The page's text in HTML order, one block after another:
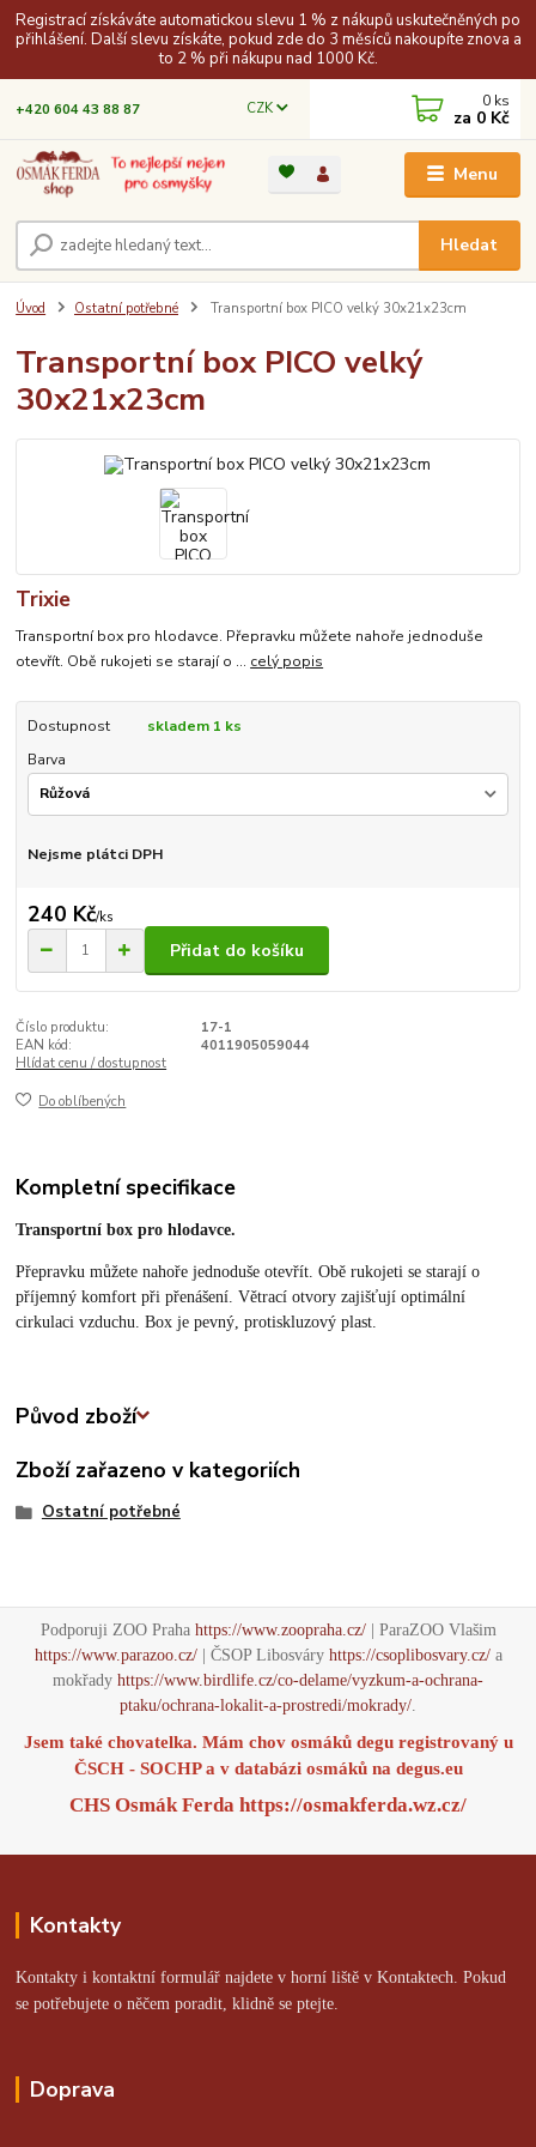
Registrací získáváte automatickou slevu 1 % z nákupů uskutečněných po
přihlášení. Další slevu získáte, pokud zde do 3 měsíců nakoupíte znova a
to 2 % při nákupu nad 1000 Kč.
Menu
CZK
Hledat
+420 604 43 88 87 0 ks
za 0 Kč
Úvod Ostatní potřebné Transportní box PICO velký 30x21x23cm
Transportní box PICO velký
30x21x23cm
Trixie
Transportní box pro hlodavce. Přepravku můžete nahoře jednoduše
otevřít. Obě rukojeti se starají o ... celý popis
Dostupnost
skladem 1 ks
Barva
Nejsme plátci DPH
240 Kč/ks
Přidat do košíku
Číslo produktu:
17-1
EAN kód:
4011905059044
Hlídat cenu / dostupnost
Do oblíbených
Kompletní specifikace
Transportní box pro hlodavce.
Přepravku můžete nahoře jednoduše otevřít. Obě rukojeti se starají o
příjemný komfort při přenášení. Větrací otvory zajišťují optimální
cirkulaci vzduchu. Box je pevný, protiskluzový plast.
Původ zboží
Zboží zařazeno v kategoriích
Ostatní potřebné
Podporuji ZOO Praha https://www.zoopraha.cz/| ParaZOO Vlašim
https://www.parazoo.cz/| ČSOP Libosváry https://csoplibosvary.cz/a
mokřady https://www.birdlife.cz/co-delame/vyzkum-a-ochrana-
ptaku/ochrana-lokalit-a-prostredi/mokrady/.
Jsem také chovatelka. Mám chov osmáků degu registrovaný u
ČSCH - SOCHP a v databázi osmáků na degus.eu
CHS Osmák Ferda https://osmakferda.wz.cz/
Kontakty
Kontakty i kontaktní formulář najdete v horní liště v Kontaktech. Pokud
se potřebujete o něčem poradit, klidně se ptejte.
Doprava